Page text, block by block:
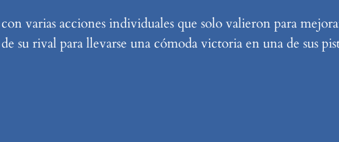
varias acciones individuales que solo valieron para
su rival para llevarse una cómoda victoria en una de sus